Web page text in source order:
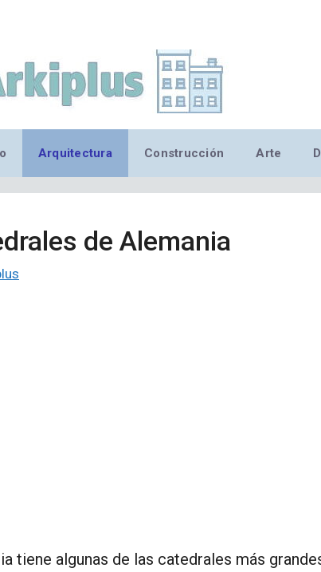
Arquitectura Construcción Arte
de Alemania
tiene algunas de las catedrales más